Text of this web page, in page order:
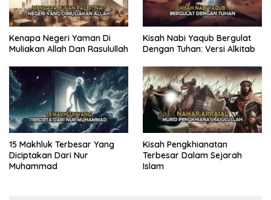
Kenapa Negeri Yaman Di
Muliakan Allah Dan Rasulullah
Kisah Nabi Yaqub Bergulat
Dengan Tuhan: Versi Alkitab
15 Makhluk Terbesar Yang
Diciptakan Dari Nur
Muhammad
Kisah Pengkhianatan
Terbesar Dalam Sejarah
Islam